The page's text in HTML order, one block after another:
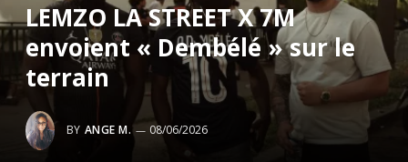
LEMZO LA STREET X 7M
envoient « Dembélé » sur le
terrain
BY ANGE M. 08/06/2026